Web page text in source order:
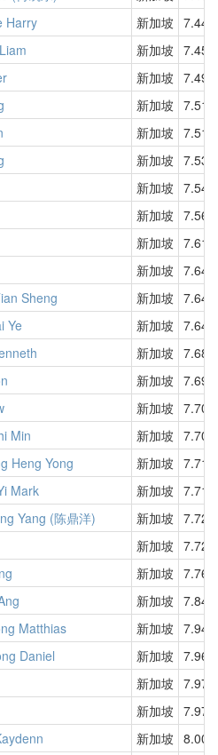
Harry 新加坡 7.44
新加坡 7.45
新加坡 7.49
新加坡 7.51
新加坡 7.51
新加坡 7.53
新加坡 7.54
新加坡 7.56
新加坡 7.61
新加坡 7.64
Sheng
新加坡 7.64
Ye
新加坡 7.64
新加坡 7.68
新加坡 7.69
新加坡 7.70
Min
新加坡 7.70
Heng Yong 新加坡 7.71
Mark
新加坡 7.71
Yang (陈鼎洋) 新加坡 7.72
新加坡 7.72
新加坡 7.76
新加坡 7.84
Matthias 新加坡 7.94
Daniel 新加坡 7.96
新加坡 7.97
新加坡 7.97
新加坡 8.00